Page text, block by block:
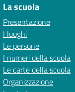
La scuola
Presentazione
I luoghi
Le persone
I numeri della scuola
Le carte della scuola
Organizzazione